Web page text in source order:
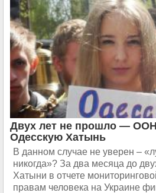
Двух лет не прошло —
Одесскую Хатынь
В данном случае не уверен –
никогда»? За два месяца до
Хатыни в отчете
правам человека на Украине